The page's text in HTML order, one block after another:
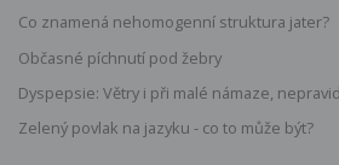
Co znamená nehomogenní struktura jater?
Občasné píchnutí pod žebry
Dyspepsie: Větry i při malé námaze,
Zelený povlak na jazyku - co to může být?